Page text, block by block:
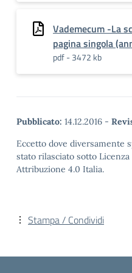
Vademecum -La
pagina singola
pdf - 3472 kb
Pubblicato: 14.12.2016 -
Eccetto dove diversamente
stato rilasciato sotto
Attribuzione 4.0 Italia.
Stampa / Condividi